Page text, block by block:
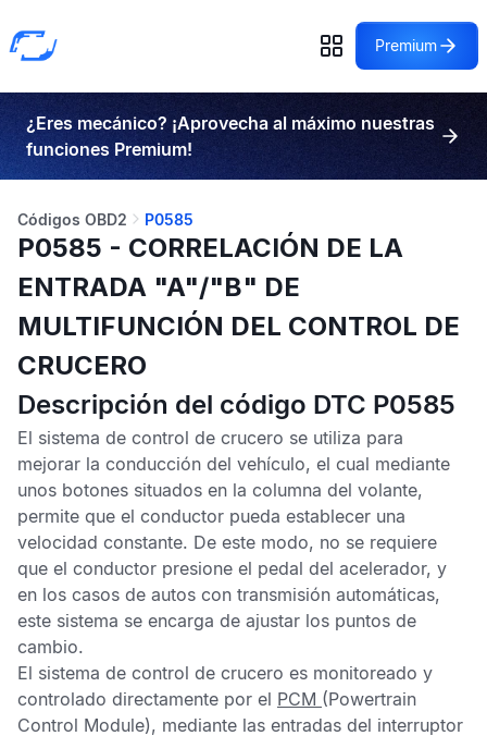
Premium
¿Eres mecánico? ¡Aprovecha al máximo nuestras
funciones Premium!
Códigos OBD2 P0585
P0585 - CORRELACIÓN DE LA
ENTRADA "A"/"B" DE
MULTIFUNCIÓN DEL CONTROL DE
CRUCERO
Descripción del código DTC P0585
El sistema de control de crucero se utiliza para
mejorar la conducción del vehículo, el cual mediante
unos botones situados en la columna del volante,
permite que el conductor pueda establecer una
velocidad constante. De este modo, no se requiere
que el conductor presione el pedal del acelerador, y
en los casos de autos con transmisión automáticas,
este sistema se encarga de ajustar los puntos de
cambio.
El sistema de control de crucero es monitoreado y
controlado directamente por el PCM (Powertrain
Control Module), mediante las entradas del interruptor